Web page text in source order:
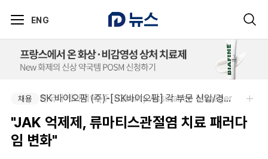
ENG
채용 SK 바이오팜 (주)-[SK바이오팜] 각 부문 신입/경력 구성원 영입
채용 한국다케다제약(주)-Quality Assurance Manager
"JAK 억제제, 류마티스관절염 치료 패러다
임 변화"